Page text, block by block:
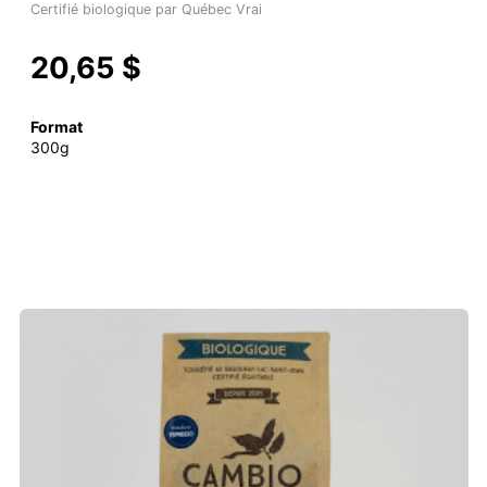
Certifié biologique par Québec Vrai
20,65 $
Format
300g